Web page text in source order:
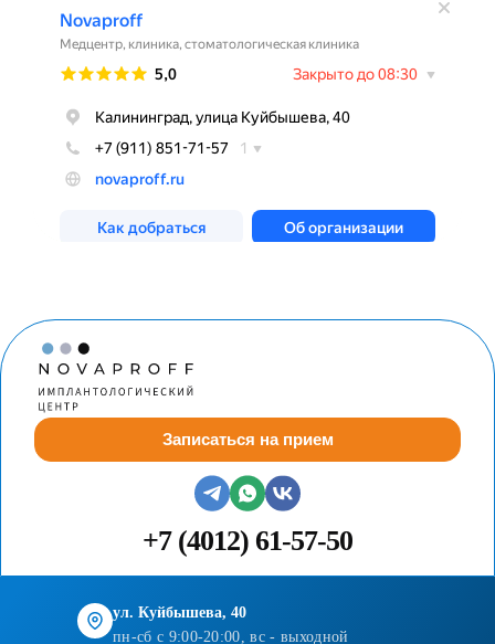
Записаться на прием
+7 (4012) 61-57-50
ул. Куйбышева, 40
пн-сб с 9:00-20:00, вс - выходной